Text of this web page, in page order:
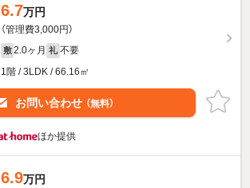
6.7万円
（管理費3,000円）
敷 2.0ヶ月 礼 不要
1階 / 3LDK / 66.16㎡
お問い合わせ （無料）
ほか提供
6.9万円